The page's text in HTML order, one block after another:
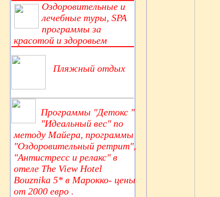
Оздоровительные и
лечебные туры, SPA
программы за
красотой и здоровьем
Пляжный отдых
Программы "Детокс "
"Идеальный вес" по
методу Майера, программы
"Оздоровительный ретрит",
"Антистресс и релакс" в
отеле The View Hotel
Bouznika 5* в Марокко- цены
от 2000 евро .